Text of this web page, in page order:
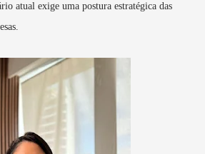
atual exige uma postura estratégica das